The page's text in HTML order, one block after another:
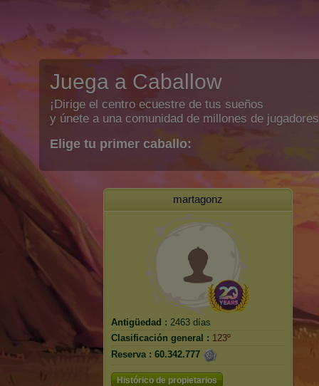
Juega a Caballow
¡Dirige el centro ecuestre de tus sueños
y únete a una comunidad de millones de
Elige tu primer caballo:
martagonz
Antigüedad : 2463 días
Clasificación general : 123º
Reserva : 60.342.777
Histórico de propietarios